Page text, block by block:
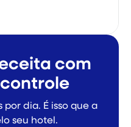
com
dia. É isso que a
seu hotel.